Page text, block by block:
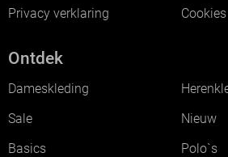
Privacy verklaring
Cookies
Ontdek
Dameskleding
Sale
Nieuw
Basics
Polo`s